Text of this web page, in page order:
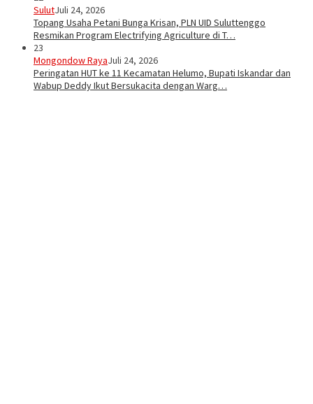
SulutJuli 24, 2026
Topang Usaha Petani Bunga Krisan, PLN UID Suluttenggo
Resmikan Program Electrifying Agriculture di T…
23
Mongondow RayaJuli 24, 2026
Peringatan HUT ke 11 Kecamatan Helumo, Bupati Iskandar dan
Wabup Deddy Ikut Bersukacita dengan Warg…